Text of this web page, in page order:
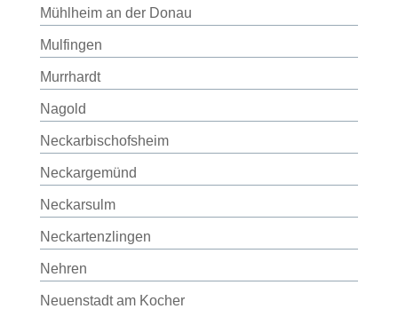
Mühlheim an der Donau
Mulfingen
Murrhardt
Nagold
Neckarbischofsheim
Neckargemünd
Neckarsulm
Neckartenzlingen
Nehren
Neuenstadt am Kocher